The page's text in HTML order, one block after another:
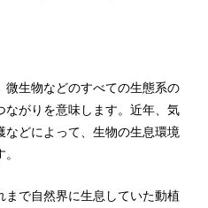
生物などのすべての生態系の
がりを意味します。近年、気
どによって、生物の生息環境
で自然界に生息していた動植